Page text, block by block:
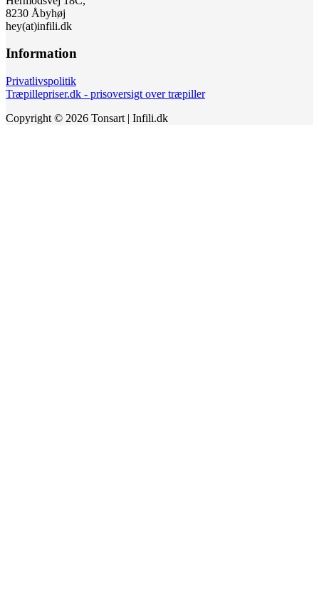
8230 Åbyhøj
hey(at)infili.dk
Information
Privatlivspolitik
Træpillepriser.dk - prisoversigt over træpiller
Copyright © 2026 Tonsart | Infili.dk